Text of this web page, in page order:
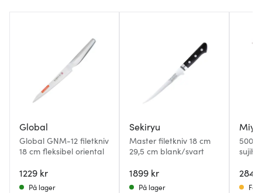
Global
Global GNM-12 filetkniv
18 cm fleksibel oriental
1229 kr
På lager
Sekiryu
Master filetkniv 18 cm
29,5 cm blank/svart
1899 kr
På lager Få